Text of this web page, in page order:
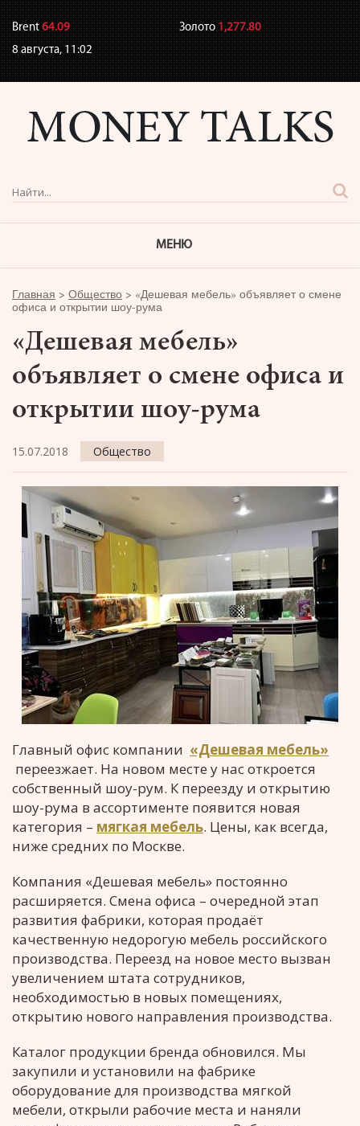
Brent64.09 Золото1,277.80
8 августа,11:02
МЕНЮ
Главная > Общество > «Дешевая мебель» объявляет о смене
офиса и открытии шоу-рума
«Дешевая мебель»
объявляет о смене офиса и
открытии шоу-рума
15.07.2018 Общество
Главный офис компании «Дешевая мебель»
переезжает. На новом месте у нас откроется
собственный шоу-рум. К переезду и открытию
шоу-рума в ассортименте появится новая
категория – мягкая мебель. Цены, как всегда,
ниже средних по Москве.
Компания «Дешевая мебель» постоянно
расширяется. Смена офиса – очередной этап
развития фабрики, которая продаёт
качественную недорогую мебель российского
производства. Переезд на новое место вызван
увеличением штата сотрудников,
необходимостью в новых помещениях,
открытию нового направления производства.
Каталог продукции бренда обновился. Мы
закупили и установили на фабрике
оборудование для производства мягкой
мебели, открыли рабочие места и наняли